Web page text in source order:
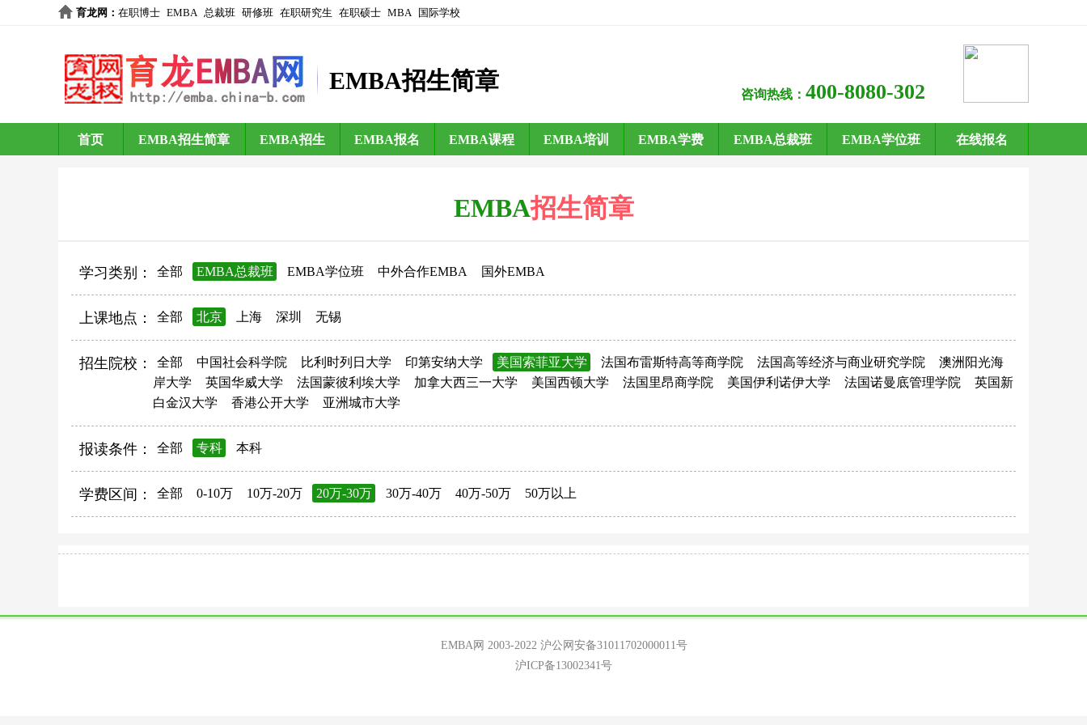
育龙网 ： 在职博士 EMBA 总裁班 研修班 在职研究生 在职硕士 MBA 国际学校
EMBA招生简章
咨询热线： 400-8080-302
首页 EMBA招生简章 EMBA招生 EMBA报名 EMBA课程 EMBA培训 EMBA学费 EMBA总裁班 EMBA学位班 在线报名
EMBA招生简章
学习类别： 全部 EMBA总裁班 EMBA学位班 中外合作EMBA 国外EMBA
上课地点： 全部 北京 上海 深圳 无锡
招生院校： 全部 中国社会科学院 比利时列日大学 印第安纳大学 美国索菲亚大学 法国布雷斯特高等商学院 法国高等经济与商业研究学院
澳洲阳光海
岸大学
英国华威大学 法国蒙彼利埃大学 加拿大西三一大学 美国西顿大学 法国里昂商学院 美国伊利诺伊大学 法国诺曼底管理学院
英国新
白金汉大学
香港公开大学 亚洲城市大学
报读条件： 全部 专科 本科
学费区间： 全部 0-10万 10万-20万 20万-30万 30万-40万 40万-50万 50万以上
EMBA网 2003-2022 沪公网安备31011702000011号
沪ICP备13002341号